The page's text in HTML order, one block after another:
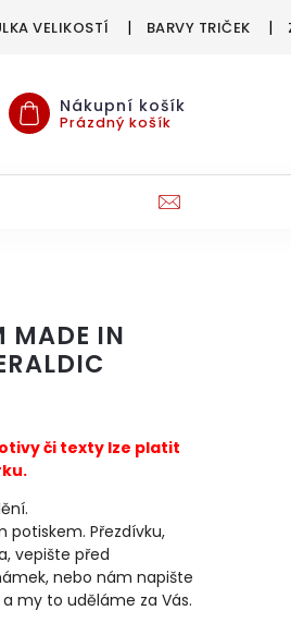
VELIKOSTÍ BARVY TRIČEK
Nákupní košík
Prázdný košík
MADE IN
či texty lze platit
potiskem. Přezdívku,
vepište před
nebo nám napište
a my to uděláme za Vás.